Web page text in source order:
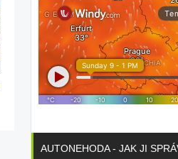
AUTONEHODA - JAK JI